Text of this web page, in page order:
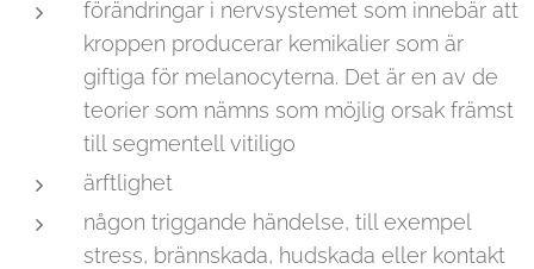
förändringar i nervsystemet som innebär att
kroppen producerar kemikalier som är
giftiga för melanocyterna. Det är en av de
teorier som nämns som möjlig orsak främst
till segmentell vitiligo
ärftlighet
någon triggande händelse, till exempel
stress, brännskada, hudskada eller kontakt